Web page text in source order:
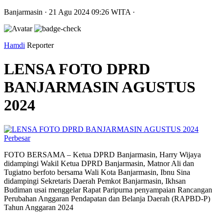
Banjarmasin · 21 Agu 2024 09:26 WITA ·
Hamdi Reporter
LENSA FOTO DPRD
BANJARMASIN AGUSTUS
2024
Perbesar
FOTO BERSAMA – Ketua DPRD Banjarmasin, Harry Wijaya
didampingi Wakil Ketua DPRD Banjarmasin, Matnor Ali dan
Tugiatno berfoto bersama Wali Kota Banjarmasin, Ibnu Sina
didampingi Sekretaris Daerah Pemkot Banjarmasin, Ikhsan
Budiman usai menggelar Rapat Paripurna penyampaian Rancangan
Perubahan Anggaran Pendapatan dan Belanja Daerah (RAPBD-P)
Tahun Anggaran 2024